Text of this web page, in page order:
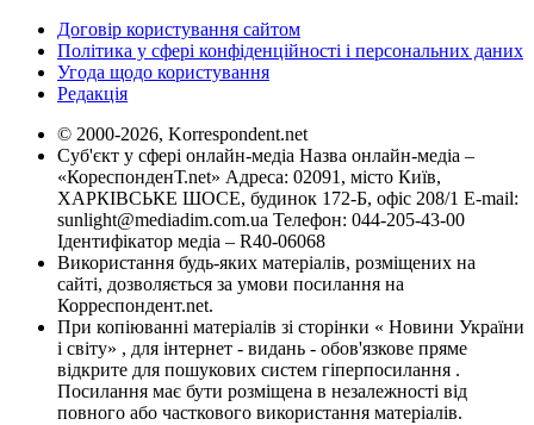
Договір користування сайтом
Політика у сфері конфіденційності і персональних даних
Угода щодо користування
Редакція
© 2000-2026, Korrespondent.net
Суб'єкт у сфері онлайн-медіа Назва онлайн-медіа –
«КореспонденТ.net» Адреса: 02091, місто Київ,
ХАРКІВСЬКЕ ШОСЕ, будинок 172-Б, офіс 208/1 E-mail:
sunlight@mediadim.com.ua Телефон: 044-205-43-00
Ідентифікатор медіа – R40-06068
Використання будь-яких матеріалів, розміщених на
сайті, дозволяється за умови посилання на
Корреспондент.net.
При копіюванні матеріалів зі сторінки « Новини України
і світу» , для інтернет - видань - обов'язкове пряме
відкрите для пошукових систем гіперпосилання .
Посилання має бути розміщена в незалежності від
повного або часткового використання матеріалів.